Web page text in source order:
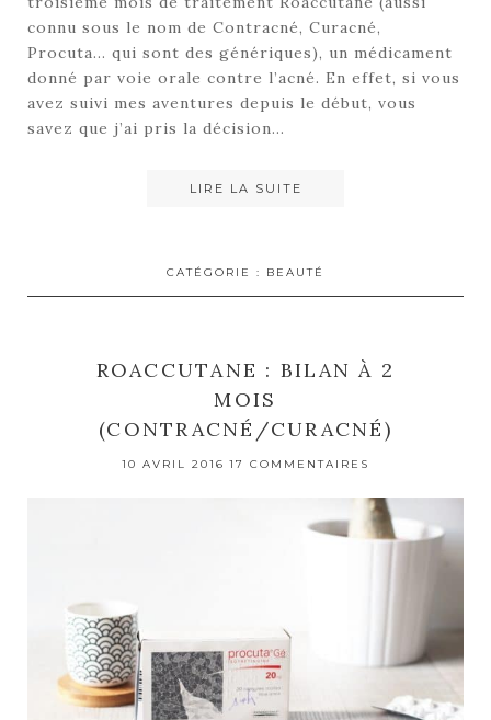
connu sous le nom de Contracné, Curacné,
Procuta… qui sont des génériques), un médicament
donné par voie orale contre l’acné. En effet, si vous
avez suivi mes aventures depuis le début, vous
savez que j’ai pris la décision…
LIRE LA SUITE
CATÉGORIE : BEAUTÉ
ROACCUTANE : BILAN À 2
MOIS
(CONTRACNÉ/CURACNÉ)
10 AVRIL 2016 17 COMMENTAIRES